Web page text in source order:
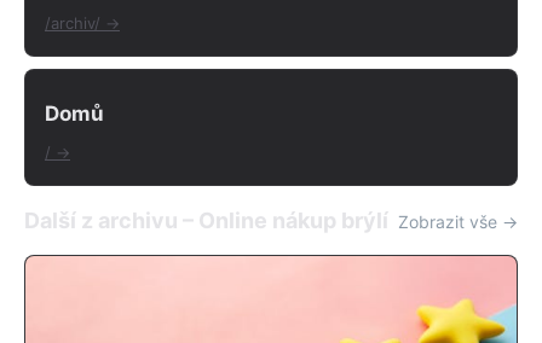
/archiv/ →
Domů
/ →
Další z archivu – Online nákup brýlí Zobrazit vše →